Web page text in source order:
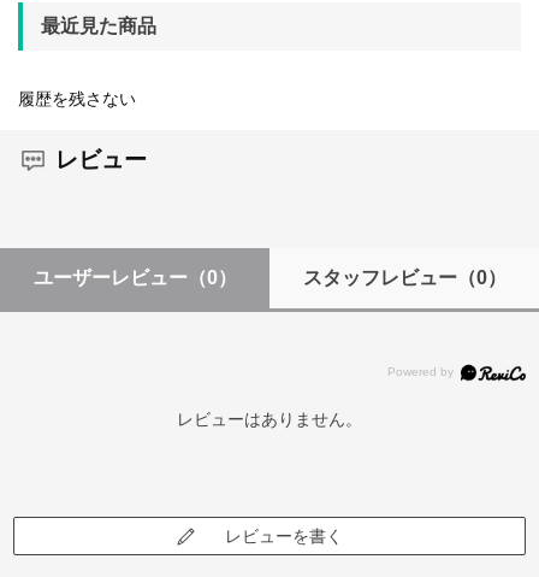
最近見た商品
履歴を残さない
レビュー
ユーザーレビュー （0） スタッフレビュー（0）
レビューはありません。
レビューを書く